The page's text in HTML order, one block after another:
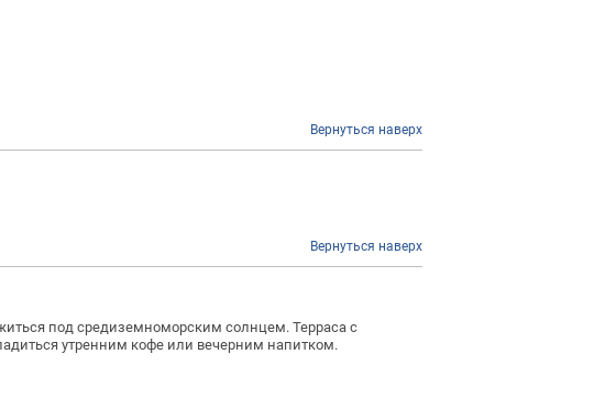
Вернуться наверх
Вернуться наверх
под средиземноморским солнцем. Терраса с
утренним кофе или вечерним напитком.